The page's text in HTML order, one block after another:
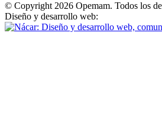
© Copyright 2026 Opemam. Todos los
Diseño y desarrollo web: